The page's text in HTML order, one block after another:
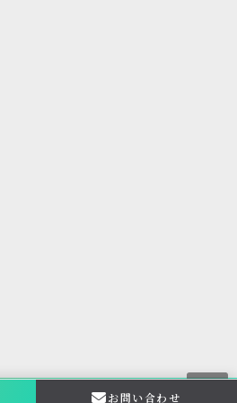
お問い合わせ